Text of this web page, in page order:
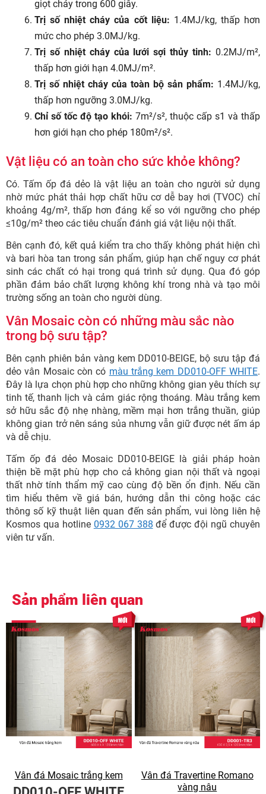
giọt cháy trong 600 giây.
Trị số nhiệt cháy của cốt liệu: 1.4MJ/kg, thấp hơn
mức cho phép 3.0MJ/kg.
Trị số nhiệt cháy của lưới sợi thủy tinh: 0.2MJ/m²,
thấp hơn giới hạn 4.0MJ/m².
Trị số nhiệt cháy của toàn bộ sản phẩm: 1.4MJ/kg,
thấp hơn ngưỡng 3.0MJ/kg.
Chỉ số tốc độ tạo khói: 7m²/s², thuộc cấp s1 và thấp
hơn giới hạn cho phép 180m²/s².
Vật liệu có an toàn cho sức khỏe không?
Có. Tấm ốp đá dẻo là vật liệu an toàn cho người sử dụng
nhờ mức phát thải hợp chất hữu cơ dễ bay hơi (TVOC) chỉ
khoảng 4g/m², thấp hơn đáng kể so với ngưỡng cho phép
≤10g/m² theo các tiêu chuẩn đánh giá vật liệu nội thất.
Bên cạnh đó, kết quả kiểm tra cho thấy không phát hiện chì
và bari hòa tan trong sản phẩm, giúp hạn chế nguy cơ phát
sinh các chất có hại trong quá trình sử dụng. Qua đó góp
phần đảm bảo chất lượng không khí trong nhà và tạo môi
trường sống an toàn cho người dùng.
Vân Mosaic còn có những màu sắc nào
trong bộ sưu tập?
Bên cạnh phiên bản vàng kem DD010-BEIGE, bộ sưu tập đá
dẻo vân Mosaic còn có màu trắng kem DD010-OFF WHITE.
Đây là lựa chọn phù hợp cho những không gian yêu thích sự
tinh tế, thanh lịch và cảm giác rộng thoáng. Màu trắng kem
sở hữu sắc độ nhẹ nhàng, mềm mại hơn trắng thuần, giúp
không gian trở nên sáng sủa nhưng vẫn giữ được nét ấm áp
và dễ chịu.
Tấm ốp đá dẻo Mosaic DD010-BEIGE là giải pháp hoàn
thiện bề mặt phù hợp cho cả không gian nội thất và ngoại
thất nhờ tính thẩm mỹ cao cùng độ bền ổn định. Nếu cần
tìm hiểu thêm về giá bán, hướng dẫn thi công hoặc các
thông số kỹ thuật liên quan đến sản phẩm, vui lòng liên hệ
Kosmos qua hotline 0932 067 388 để được đội ngũ chuyên
viên tư vấn.
Sản phẩm liên quan
Vân đá Mosaic trắng kem
Vân đá Travertine Romano
vàng nâu